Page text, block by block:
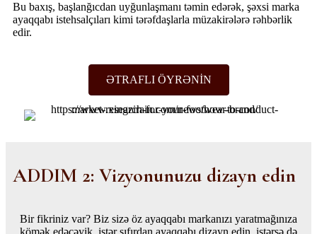
Bu baxış, başlanğıcdan uyğunlaşmanı təmin edərək, şəxsi marka
ayaqqabı istehsalçıları kimi tərəfdaşlarla müzakirələrə rəhbərlik
edir.
ƏTRAFLI ÖYRƏNİN
ADDIM 2: Vizyonunuzu dizayn edin
Bir fikriniz var? Biz sizə öz ayaqqabı markanızı yaratmağınıza